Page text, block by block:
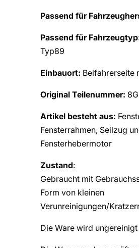
Passend für
Passend für
Typ89
Einbauort: Beifahrerseite
Original Teilenummer:
Artikel besteht aus:
Fensterrahmen, Seilzug
Fensterhebermotor
Zustand:
Gebraucht mit
Form von kleinen
Verunreinigungen/
Die Ware wird